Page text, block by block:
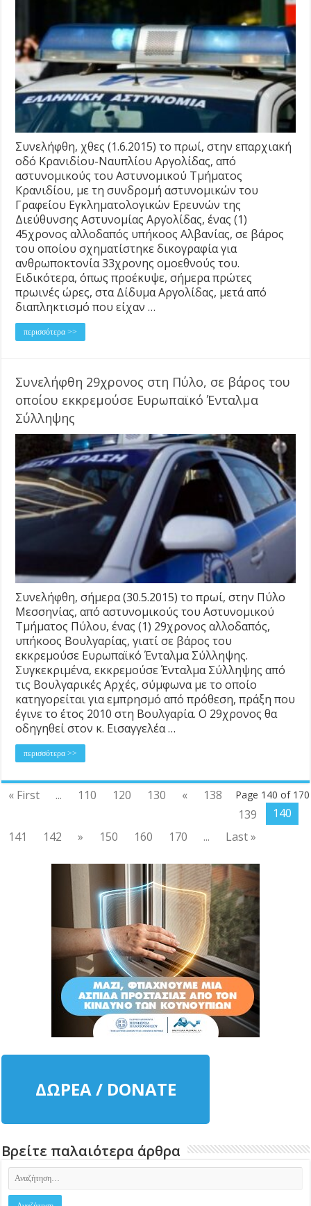
Συνελήφθη, χθες (1.6.2015) το πρωί, στην επαρχιακή
οδό Κρανιδίου-Ναυπλίου Αργολίδας, από
αστυνομικούς του Αστυνομικού Τμήματος
Κρανιδίου, με τη συνδρομή αστυνομικών του
Γραφείου Εγκληματολογικών Ερευνών της
Διεύθυνσης Αστυνομίας Αργολίδας, ένας (1)
45χρονος αλλοδαπός υπήκοος Αλβανίας, σε βάρος
του οποίου σχηματίστηκε δικογραφία για
ανθρωποκτονία 33χρονης ομοεθνούς του.
Ειδικότερα, όπως προέκυψε, σήμερα πρώτες
πρωινές ώρες, στα Δίδυμα Αργολίδας, μετά από
διαπληκτισμό που είχαν …
περισσότερα >>
Συνελήφθη 29χρονος στη Πύλο, σε βάρος του
οποίου εκκρεμούσε Ευρωπαϊκό Ένταλμα
Σύλληψης
Συνελήφθη, σήμερα (30.5.2015) το πρωί, στην Πύλο
Μεσσηνίας, από αστυνομικούς του Αστυνομικού
Τμήματος Πύλου, ένας (1) 29χρονος αλλοδαπός,
υπήκοος Βουλγαρίας, γιατί σε βάρος του
εκκρεμούσε Ευρωπαϊκό Ένταλμα Σύλληψης.
Συγκεκριμένα, εκκρεμούσε Ένταλμα Σύλληψης από
τις Βουλγαρικές Αρχές, σύμφωνα με το οποίο
κατηγορείται για εμπρησμό από πρόθεση, πράξη που
έγινε το έτος 2010 στη Βουλγαρία. Ο 29χρονος θα
οδηγηθεί στον κ. Εισαγγελέα …
περισσότερα >>
Page 140 of 170
« First ... 110 120 130 «
138
139
140
141
142 » 150 160 170 ... Last »
ΔΩΡΕΑ / DONATE
Βρείτε παλαιότερα άρθρα